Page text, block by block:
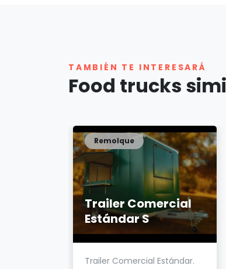
TAMBIÉN TE INTERESARÁ
Food trucks
Trailer Comercial
Estándar S
Remolque
Trailer Comercial Estándar.